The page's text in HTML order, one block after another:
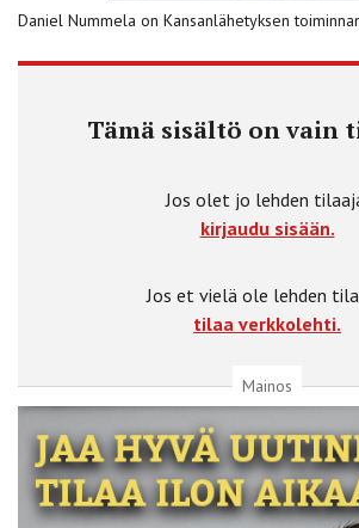
Daniel Nummela on Kansanlähetyksen
Tämä sisältö on vain
Jos olet jo lehden
kirjaudu sisään.
Jos et vielä ole lehden
tilaa verkkolehti.
Mainos